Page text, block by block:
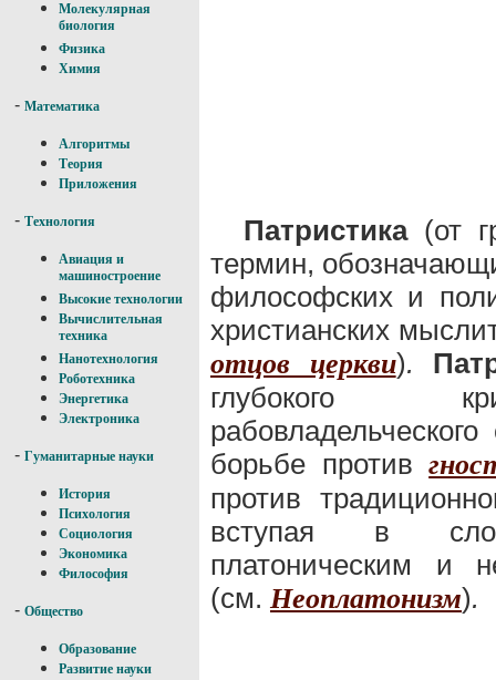
Молекулярная
биология
Физика
Химия
- Математика
Алгоритмы
Теория
Приложения
- Технология
Авиация и
машиностроение
Высокие технологии
Вычислительная
техника
Нанотехнология
Роботехника
Энергетика
Электроника
- Гуманитарные науки
История
Психология
Социология
Экономика
Философия
- Общество
Образование
Развитие науки
Патристика(от
термин,
философских и
христианских
отцов церкви).
глубокого
борьбе против
против
вступая в
платоническим и
(см. Неоплатонизм).